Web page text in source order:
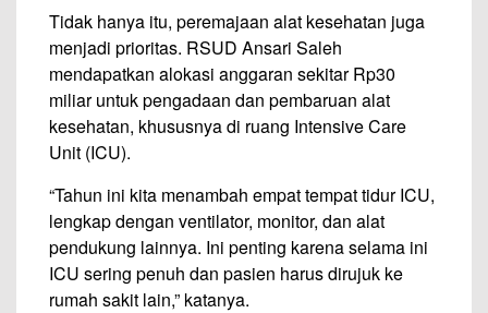
Tidak hanya itu, peremajaan alat kesehatan juga
menjadi prioritas. RSUD Ansari Saleh
mendapatkan alokasi anggaran sekitar Rp30
miliar untuk pengadaan dan pembaruan alat
kesehatan, khususnya di ruang Intensive Care
Unit (ICU).
“Tahun ini kita menambah empat tempat tidur ICU,
lengkap dengan ventilator, monitor, dan alat
pendukung lainnya. Ini penting karena selama ini
ICU sering penuh dan pasien harus dirujuk ke
rumah sakit lain,” katanya.